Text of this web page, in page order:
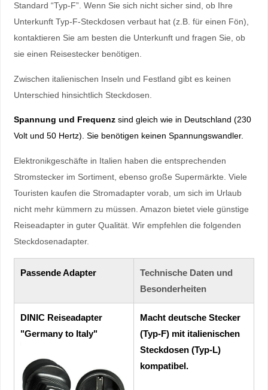
Standard “Typ-F”. Wenn Sie sich nicht sicher sind, ob Ihre
Unterkunft Typ-F-Steckdosen verbaut hat (z.B. für einen Fön),
kontaktieren Sie am besten die Unterkunft und fragen Sie, ob
sie einen Reisestecker benötigen.
Zwischen italienischen Inseln und Festland gibt es keinen
Unterschied hinsichtlich Steckdosen.
Spannung und Frequenzsind gleich wie in Deutschland (230
Volt und 50 Hertz). Sie benötigen keinen Spannungswandler.
Elektronikgeschäfte in Italien haben die entsprechenden
Stromstecker im Sortiment, ebenso große Supermärkte. Viele
Touristen kaufen die Stromadapter vorab, um sich im Urlaub
nicht mehr kümmern zu müssen. Amazon bietet viele günstige
Reiseadapter in guter Qualität. Wir empfehlen die folgenden
Steckdosenadapter.
Passende Adapter
Technische Daten und
Besonderheiten
DINIC Reiseadapter
"Germany to Italy"
Macht deutsche Stecker
(Typ-F) mit italienischen
Steckdosen (Typ-L)
kompatibel.